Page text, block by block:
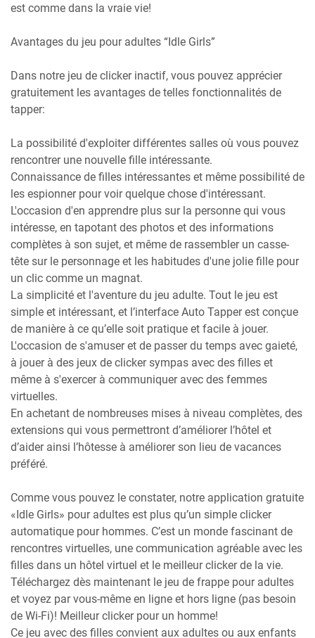
est comme dans la vraie vie!
Avantages du jeu pour adultes “Idle Girls”
Dans notre jeu de clicker inactif, vous pouvez apprécier
gratuitement les avantages de telles fonctionnalités de
tapper:
La possibilité d'exploiter différentes salles où vous pouvez
rencontrer une nouvelle fille intéressante.
Connaissance de filles intéressantes et même possibilité de
les espionner pour voir quelque chose d'intéressant.
L'occasion d'en apprendre plus sur la personne qui vous
intéresse, en tapotant des photos et des informations
complètes à son sujet, et même de rassembler un casse-
tête sur le personnage et les habitudes d'une jolie fille pour
un clic comme un magnat.
La simplicité et l'aventure du jeu adulte. Tout le jeu est
simple et intéressant, et l’interface Auto Tapper est conçue
de manière à ce qu’elle soit pratique et facile à jouer.
L'occasion de s'amuser et de passer du temps avec gaieté,
à jouer à des jeux de clicker sympas avec des filles et
même à s'exercer à communiquer avec des femmes
virtuelles.
En achetant de nombreuses mises à niveau complètes, des
extensions qui vous permettront d’améliorer l’hôtel et
d’aider ainsi l’hôtesse à améliorer son lieu de vacances
préféré.
Comme vous pouvez le constater, notre application gratuite
«Idle Girls» pour adultes est plus qu’un simple clicker
automatique pour hommes. C’est un monde fascinant de
rencontres virtuelles, une communication agréable avec les
filles dans un hôtel virtuel et le meilleur clicker de la vie.
Téléchargez dès maintenant le jeu de frappe pour adultes
et voyez par vous-même en ligne et hors ligne (pas besoin
de Wi-Fi)! Meilleur clicker pour un homme!
Ce jeu avec des filles convient aux adultes ou aux enfants